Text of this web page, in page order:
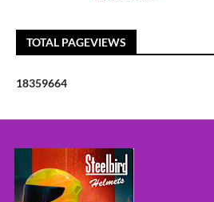
TOTAL PAGEVIEWS
18359664